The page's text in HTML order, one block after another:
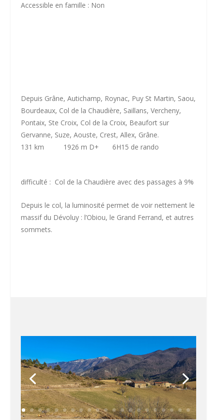
Accessible en famille : Non
Depuis Grâne, Autichamp, Roynac, Puy St Martin, Saou,
Bourdeaux, Col de la Chaudière, Saillans, Vercheny,
Pontaix, Ste Croix, Col de la Croix, Beaufort sur
Gervanne, Suze, Aouste, Crest, Allex, Grâne.
131 km 1926 m D+ 6H15 de rando
difficulté : Col de la Chaudière avec des passages à 9%
Depuis le col, la luminosité permet de voir nettement le
massif du Dévoluy : l’Obiou, le Grand Ferrand, et autres
sommets.